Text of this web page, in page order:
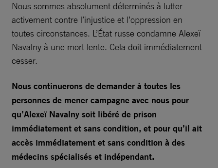
Nous sommes absolument déterminés à lutter
activement contre l’injustice et l’oppression en
toutes circonstances. L’État russe condamne Alexeï
Navalny à une mort lente. Cela doit immédiatement
cesser.
Nous continuerons de demander à toutes les
personnes de mener campagne avec nous pour
qu’Alexeï Navalny soit libéré de prison
immédiatement et sans condition, et pour qu’il ait
accès immédiatement et sans condition à des
médecins spécialisés et indépendant.